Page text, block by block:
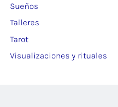
Sueños
Talleres
Tarot
Visualizaciones y rituales